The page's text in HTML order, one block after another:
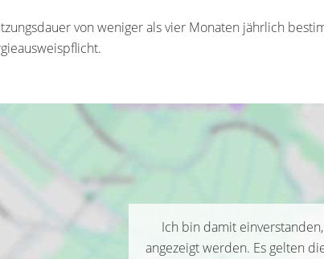
von weniger als vier Monaten jährlich
Ich bin damit
angezeigt werden. Es gelten